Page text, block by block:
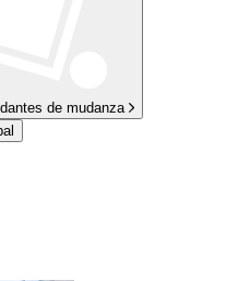
de mudanza